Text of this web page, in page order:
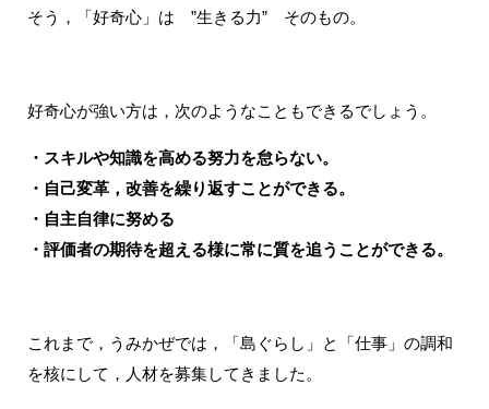
そう，「好奇心」は ”生きる力” そのもの。
好奇心が強い方は，次のようなこともできるでしょう。
・スキルや知識を高める努力を怠らない。
・自己変革，改善を繰り返すことができる。
・自主自律に努める
・評価者の期待を超える様に常に質を追うことができる。
これまで，うみかぜでは，「島ぐらし」と「仕事」の調和
を核にして，人材を募集してきました。